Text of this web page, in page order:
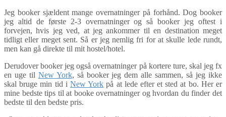
Jeg booker sjældent mange overnatninger på forhånd. Dog booker
jeg altid de første 2-3 overnatninger og så booker jeg oftest i
forvejen, hvis jeg ved, at jeg ankommer til en destination meget
tidligt eller meget sent. Så er jeg nemlig fri for at skulle lede rundt,
men kan gå direkte til mit hostel/hotel.
Derudover booker jeg også overnatninger på kortere ture, skal jeg fx
en uge til New York, så booker jeg dem alle sammen, så jeg ikke
skal bruge min tid i New York på at lede efter et sted at bo. Her er
mine bedste tips til at booke overnatninger og hvordan du finder det
bedste til den bedste pris.